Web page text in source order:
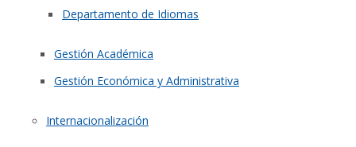
Departamento de Idiomas
Gestión Académica
Gestión Económica y Administrativa
Internacionalización